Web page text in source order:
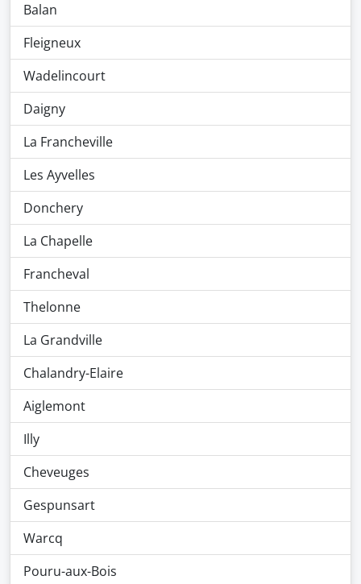
Balan
Fleigneux
Wadelincourt
Daigny
La Francheville
Les Ayvelles
Donchery
La Chapelle
Francheval
Thelonne
La Grandville
Chalandry-Elaire
Aiglemont
Illy
Cheveuges
Gespunsart
Warcq
Pouru-aux-Bois